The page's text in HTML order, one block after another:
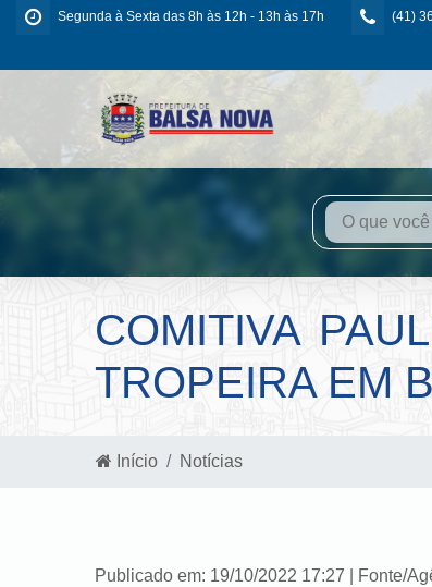
Segunda à Sexta das 8h às 12h - 13h às 17h (41)
COMITIVA
TROPEIRA EM
Início Notícias
Publicado em: 19/10/2022 17:27 | Fonte/